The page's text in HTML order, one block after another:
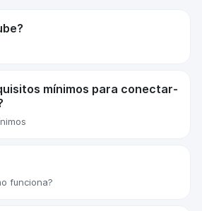
mínimos para conectar-
funciona?